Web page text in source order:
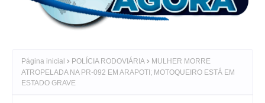
Página inicial POLÍCIA RODOVIÁRIA
MULHER MORRE
ATROPELADA NA PR-092 EM ARAPOTI; MOTOQUEIRO ESTÁ EM
ESTADO GRAVE